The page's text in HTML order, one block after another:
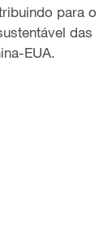
para o
das
EUA.